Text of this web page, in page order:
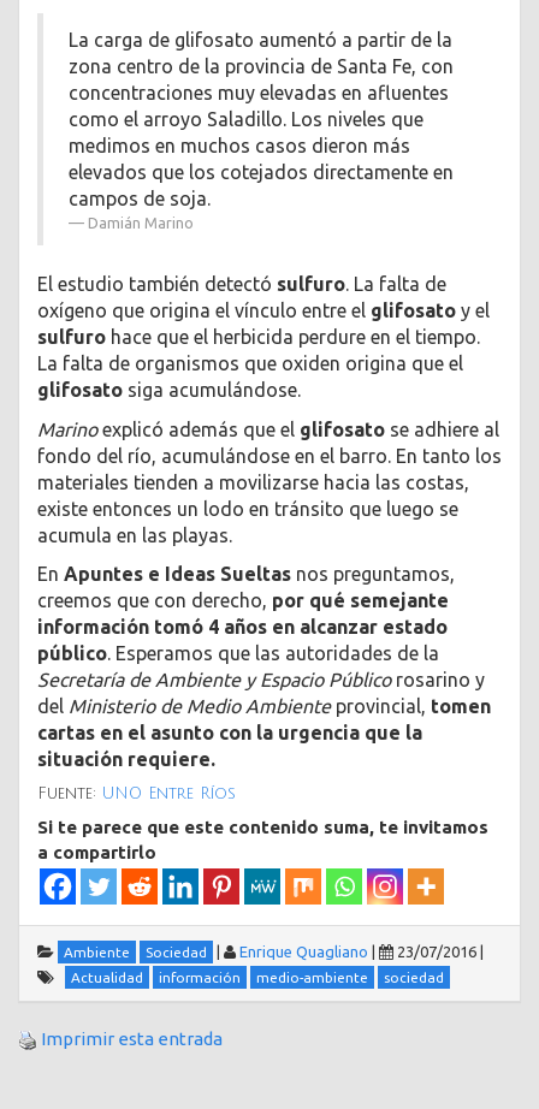
La carga de glifosato aumentó a partir de la
zona centro de la provincia de Santa Fe, con
concentraciones muy elevadas en afluentes
como el arroyo Saladillo. Los niveles que
medimos en muchos casos dieron más
elevados que los cotejados directamente en
campos de soja.
Damián Marino
El estudio también detectó sulfuro. La falta de
oxígeno que origina el vínculo entre el glifosato y el
sulfuro hace que el herbicida perdure en el tiempo.
La falta de organismos que oxiden origina que el
glifosato siga acumulándose.
Marinoexplicó además que el glifosato se adhiere al
fondo del río, acumulándose en el barro. En tanto los
materiales tienden a movilizarse hacia las costas,
existe entonces un lodo en tránsito que luego se
acumula en las playas.
En Apuntes e Ideas Sueltas nos preguntamos,
creemos que con derecho, por qué semejante
información tomó 4 años en alcanzar estado
público. Esperamos que las autoridades de la
Secretaría de Ambiente y Espacio Públicorosarino y
del Ministerio de Medio Ambienteprovincial, tomen
cartas en el asunto con la urgencia que la
situación requiere.
Fuente: UNO Entre Ríos
Si te parece que este contenido suma, te invitamos
a compartirlo
Ambiente Sociedad Enrique Quagliano 23/07/2016
Actualidad información medio-ambiente sociedad
Imprimir esta entrada